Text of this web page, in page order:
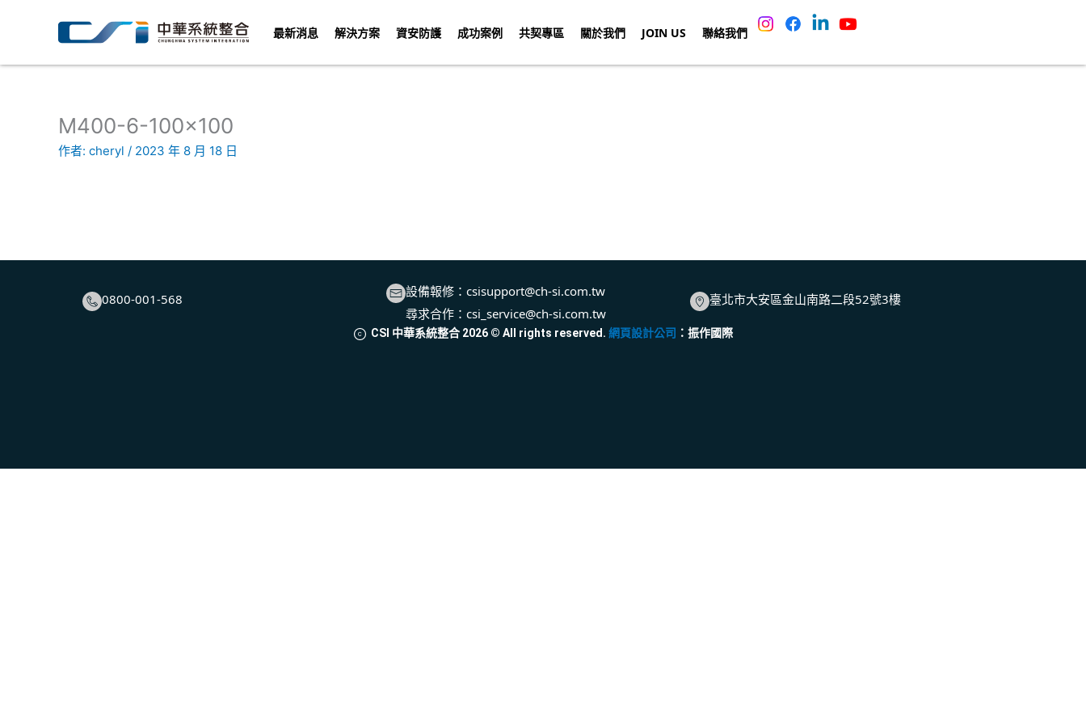
要
最新消息 解決方案 資安防護 成功案例 共契專區 關於我們 JOIN US 聯絡我們
M400-6-100×100
作者: cheryl / 2023 年 8 月 18 日
0800-001-568 設備報修：csisupport@ch-si.com.tw
尋求合作：csi_service@ch-si.com.tw
臺北市大安區金山南路二段52號3樓
CSI 中華系統整合2026 © All rights reserved. 網頁設計公司 ：振作國際